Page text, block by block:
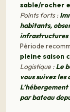
sable/rocher
Points forts :
habitants,
infrastructures
Période
pleine saison
Logistique :Le
vous suivez les
par bateau